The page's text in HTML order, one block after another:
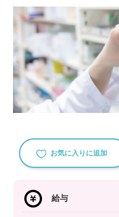
お気に入りに追加
給与